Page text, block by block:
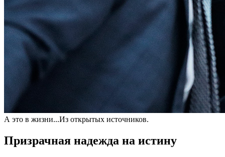
А это в жизни...Из открытых источников.
Призрачная надежда на истину